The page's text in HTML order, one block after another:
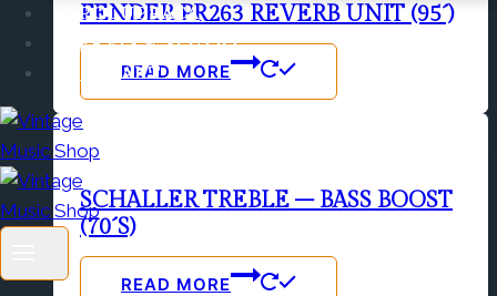
SPOLUPRÁCA
SERVIS & SLUŽBY
KONTAKT
FENDER PR263 REVERB UNIT (95´)
READ MORE
SCHALLER TREBLE – BASS BOOST
(70´s)
READ MORE